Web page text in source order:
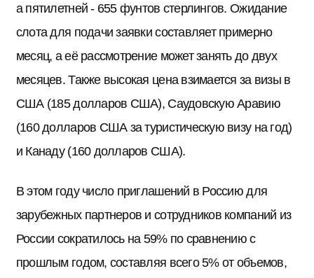
а пятилетней - 655 фунтов стерлингов. Ожидание
слота для подачи заявки составляет примерно
месяц, а её рассмотрение может занять до двух
месяцев. Также высокая цена взимается за визы в
США (185 долларов США), Саудовскую Аравию
(160 долларов США за туристическую визу на год)
и Канаду (160 долларов США).
В этом году число приглашений в Россию для
зарубежных партнеров и сотрудников компаний из
России сократилось на 59% по сравнению с
прошлым годом, составляя всего 5% от объемов,